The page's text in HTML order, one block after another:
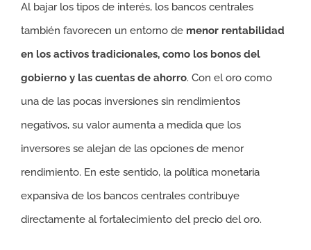
Al bajar los tipos de interés, los bancos centrales
también favorecen un entorno de menor rentabilidad
en los activos tradicionales, como los bonos del
gobierno y las cuentas de ahorro. Con el oro como
una de las pocas inversiones sin rendimientos
negativos, su valor aumenta a medida que los
inversores se alejan de las opciones de menor
rendimiento. En este sentido, la política monetaria
expansiva de los bancos centrales contribuye
directamente al fortalecimiento del precio del oro.